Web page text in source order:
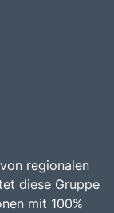
regionalen
diese Gruppe
mit 100%